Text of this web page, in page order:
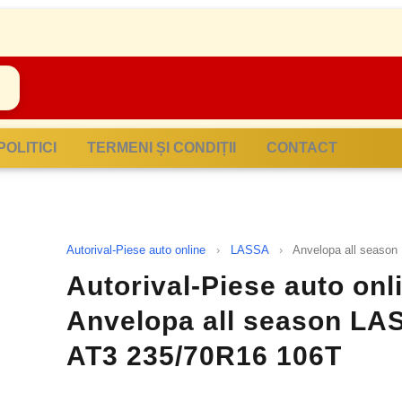
POLITICI TERMENI ȘI CONDIȚII CONTACT
Autorival-Piese auto online › LASSA › Anvelopa all season
Autorival-Piese auto
Anvelopa all season
AT3 235/70R16 106T